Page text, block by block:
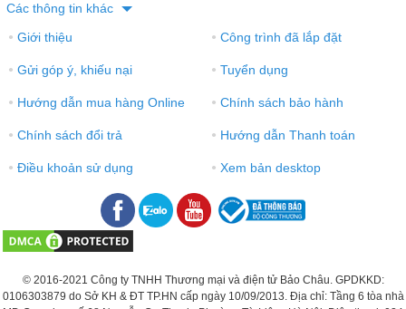
Các thông tin khác
● Giới thiệu ● Công trình đã lắp đặt
● Gửi góp ý, khiếu nại ● Tuyển dụng
● Hướng dẫn mua hàng Online ● Chính sách bảo hành
● Chính sách đổi trả ● Hướng dẫn Thanh toán
● Điều khoản sử dụng ● Xem bản desktop
© 2016-2021 Công ty TNHH Thương mại và điện tử Bảo Châu. GPDKKD:
0106303879 do Sở KH & ĐT TP.HN cấp ngày 10/09/2013. Địa chỉ: Tầng 6 tòa nhà